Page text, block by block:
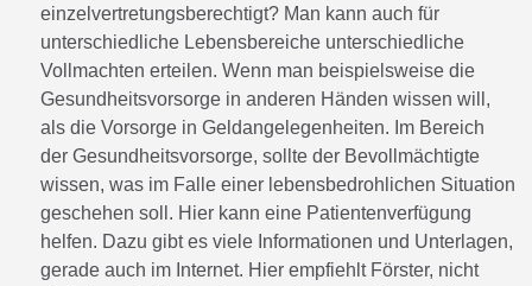
einzelvertretungsberechtigt? Man kann auch für
unterschiedliche Lebensbereiche unterschiedliche
Vollmachten erteilen. Wenn man beispielsweise die
Gesundheitsvorsorge in anderen Händen wissen will,
als die Vorsorge in Geldangelegenheiten. Im Bereich
der Gesundheitsvorsorge, sollte der Bevollmächtigte
wissen, was im Falle einer lebensbedrohlichen Situation
geschehen soll. Hier kann eine Patientenverfügung
helfen. Dazu gibt es viele Informationen und Unterlagen,
gerade auch im Internet. Hier empfiehlt Förster, nicht